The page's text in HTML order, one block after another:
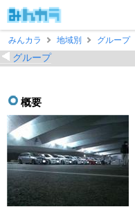
みんカラ
地域別 グループ
グループ
概要